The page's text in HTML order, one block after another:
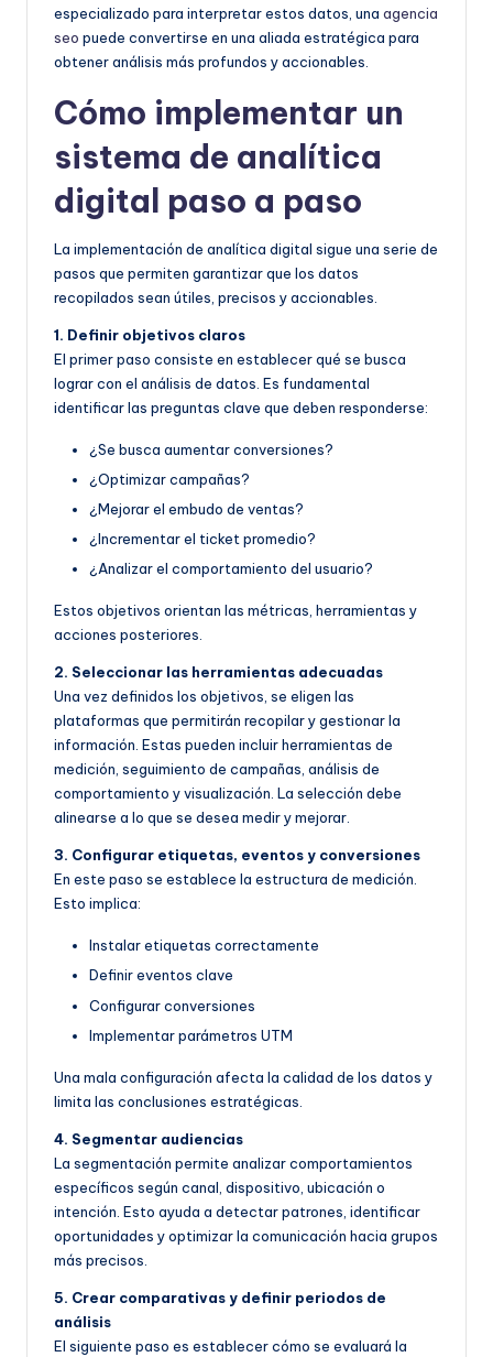
especializado para interpretar estos datos, una agencia
seo puede convertirse en una aliada estratégica para
obtener análisis más profundos y accionables.
Cómo implementar un
sistema de analítica
digital paso a paso
La implementación de analítica digital sigue una serie de
pasos que permiten garantizar que los datos
recopilados sean útiles, precisos y accionables.
1. Definir objetivos claros
El primer paso consiste en establecer qué se busca
lograr con el análisis de datos. Es fundamental
identificar las preguntas clave que deben responderse:
¿Se busca aumentar conversiones?
¿Optimizar campañas?
¿Mejorar el embudo de ventas?
¿Incrementar el ticket promedio?
¿Analizar el comportamiento del usuario?
Estos objetivos orientan las métricas, herramientas y
acciones posteriores.
2. Seleccionar las herramientas adecuadas
Una vez definidos los objetivos, se eligen las
plataformas que permitirán recopilar y gestionar la
información. Estas pueden incluir herramientas de
medición, seguimiento de campañas, análisis de
comportamiento y visualización. La selección debe
alinearse a lo que se desea medir y mejorar.
3. Configurar etiquetas, eventos y conversiones
En este paso se establece la estructura de medición.
Esto implica:
Instalar etiquetas correctamente
Definir eventos clave
Configurar conversiones
Implementar parámetros UTM
Una mala configuración afecta la calidad de los datos y
limita las conclusiones estratégicas.
4. Segmentar audiencias
La segmentación permite analizar comportamientos
específicos según canal, dispositivo, ubicación o
intención. Esto ayuda a detectar patrones, identificar
oportunidades y optimizar la comunicación hacia grupos
más precisos.
5. Crear comparativas y definir periodos de
análisis
El siguiente paso es establecer cómo se evaluará la